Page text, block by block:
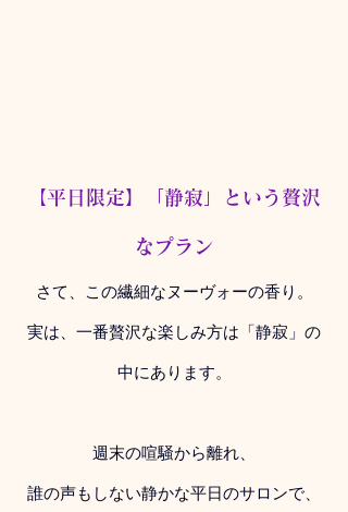
【平日限定】「静寂」という贅沢
なプラン
さて、この繊細なヌーヴォーの香り。
実は、一番贅沢な楽しみ方は「静寂」の
中にあります。
週末の喧騒から離れ、
誰の声もしない静かな平日のサロンで、